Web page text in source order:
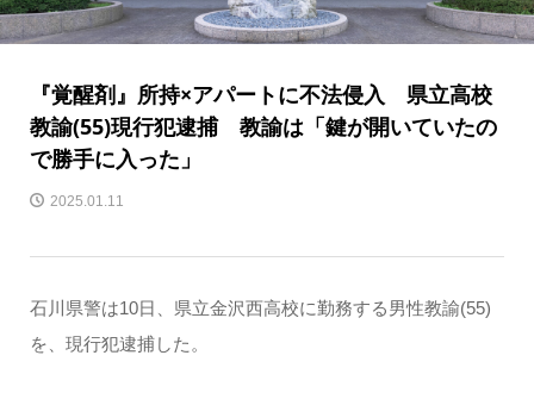
『覚醒剤』所持×アパートに不法侵入 県立高校
教諭(55)現行犯逮捕 教諭は「鍵が開いていたの
で勝手に入った」
2025.01.11
石川県警は10日、県立金沢西高校に勤務する男性教諭(55)
を、現行犯逮捕した。